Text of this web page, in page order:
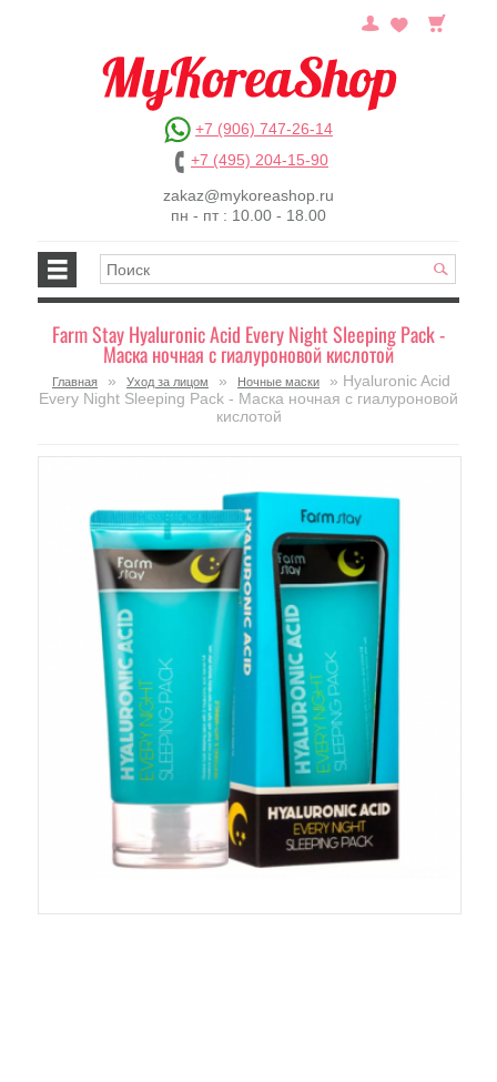
+7 (906) 747-26-14
+7 (495) 204-15-90
zakaz@mykoreashop.ru
пн - пт : 10.00 - 18.00
Farm Stay Hyaluronic Acid Every Night Sleeping Pack -
Маска ночная с гиалуроновой кислотой
Главная » Уход за лицом » Ночные маски
» Hyaluronic Acid
Every Night Sleeping Pack - Маска ночная с гиалуроновой
кислотой